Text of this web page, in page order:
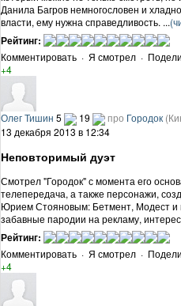
Данила Багров немногословен и
власти, ему нужна справедливость. ...
Рейтинг:
Комментировать · Я смотрел ·
+4
Олег Тишин 5 19 про Городок
13 декабря 2013 в 12:34
Неповторимый дуэт
Смотрел "Городок" с момента его
телепередача, а также персонажи,
Юрием Стояновым: Бетмент, Модест и
забавные пародии на рекламу,
Рейтинг:
Комментировать · Я смотрел ·
+4